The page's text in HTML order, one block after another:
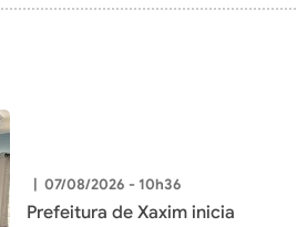
| 07/08/2026 - 10h36
Prefeitura de Xaxim inicia